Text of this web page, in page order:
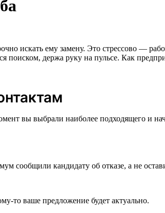
искать ему замену. Это стрессово —
держа руку на пульсе. Как
вы выбрали наиболее подходящего и
сообщили кандидату об отказе, а не
то ваше предложение будет актуально.